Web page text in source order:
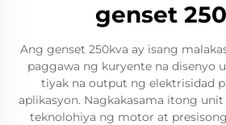
genset
Ang genset 250kva ay isang
paggawa ng kuryente na disenyo
tiyak na output ng elektrisidad
aplikasyon. Nagkakasama itong
teknolohiya ng motor at